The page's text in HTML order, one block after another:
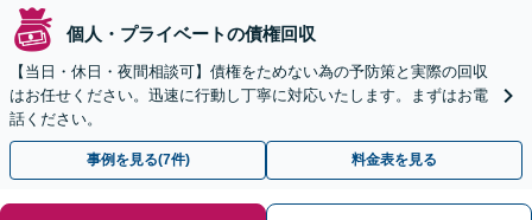
個人・プライベートの債権回収
【当日・休日・夜間相談可】債権をためない為の予防策と実際の回収
はお任せください。迅速に行動し丁寧に対応いたします。まずはお電
話ください。
事例を見る(7件) 料金表を見る